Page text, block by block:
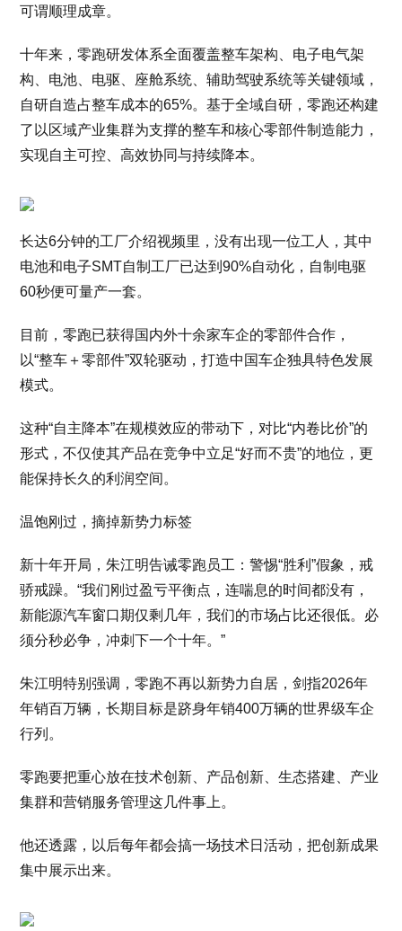
可谓顺理成章。
十年来，零跑研发体系全面覆盖整车架构、电子电气架
构、电池、电驱、座舱系统、辅助驾驶系统等关键领域，
自研自造占整车成本的65%。基于全域自研，零跑还构建
了以区域产业集群为支撑的整车和核心零部件制造能力，
实现自主可控、高效协同与持续降本。
长达6分钟的工厂介绍视频里，没有出现一位工人，其中
电池和电子SMT自制工厂已达到90%自动化，自制电驱
60秒便可量产一套。
目前，零跑已获得国内外十余家车企的零部件合作，
以“整车＋零部件”双轮驱动，打造中国车企独具特色发展
模式。
这种“自主降本”在规模效应的带动下，对比“内卷比价”的
形式，不仅使其产品在竞争中立足“好而不贵”的地位，更
能保持长久的利润空间。
温饱刚过，摘掉新势力标签
新十年开局，朱江明告诫零跑员工：警惕“胜利”假象，戒
骄戒躁。“我们刚过盈亏平衡点，连喘息的时间都没有，
新能源汽车窗口期仅剩几年，我们的市场占比还很低。必
须分秒必争，冲刺下一个十年。”
朱江明特别强调，零跑不再以新势力自居，剑指2026年
年销百万辆，长期目标是跻身年销400万辆的世界级车企
行列。
零跑要把重心放在技术创新、产品创新、生态搭建、产业
集群和营销服务管理这几件事上。
他还透露，以后每年都会搞一场技术日活动，把创新成果
集中展示出来。